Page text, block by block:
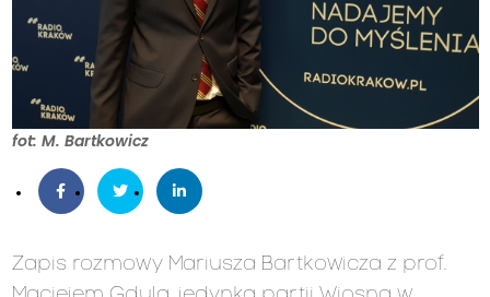
fot: M. Bartkowicz
Zapis rozmowy Mariusza Bartkowicza z prof.